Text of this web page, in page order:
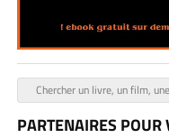
PARTENAIRES POUR